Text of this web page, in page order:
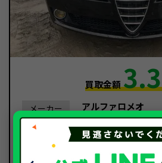
買取金額3.3
メーカー アルファロメオ
159
平成19年/2007年